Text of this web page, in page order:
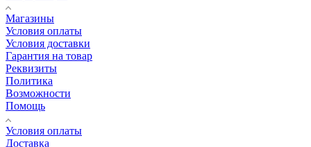
Магазины
Условия оплаты
Условия доставки
Гарантия на товар
Реквизиты
Политика
Возможности
Помощь
Условия оплаты
Доставка